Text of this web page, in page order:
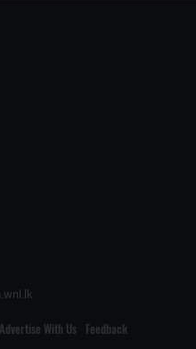
Advertise With Us Feedback